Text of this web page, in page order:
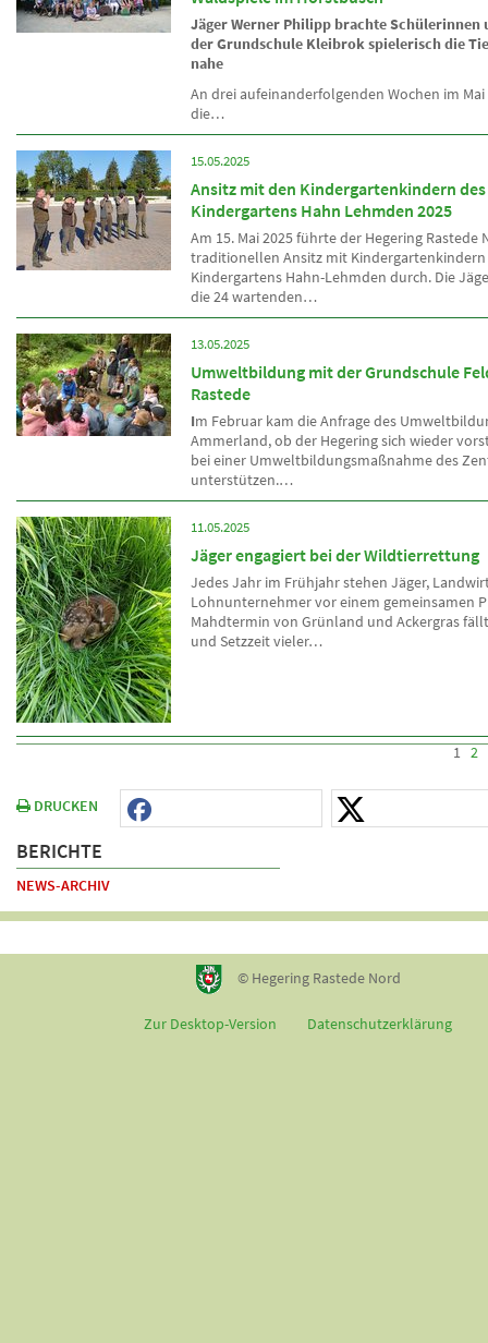
Jäger Werner Philipp brachte Schülerinnen
der Grundschule Kleibrok spielerisch die
nahe
An drei aufeinanderfolgenden Wochen im
die…
15.05.2025
Ansitz mit den Kindergartenkindern des
Kindergartens Hahn Lehmden 2025
Am 15. Mai 2025 führte der Hegering Rastede
traditionellen Ansitz mit Kindergartenkindern
Kindergartens Hahn-Lehmden durch. Die
die 24 wartenden…
13.05.2025
Umweltbildung mit der Grundschule
Rastede
Im Februar kam die Anfrage des
Ammerland, ob der Hegering sich wieder
bei einer Umweltbildungsmaßnahme des
unterstützen.…
11.05.2025
Jäger engagiert bei der Wildtierrettung
Jedes Jahr im Frühjahr stehen Jäger,
Lohnunternehmer vor einem gemeinsamen
Mahdtermin von Grünland und Ackergras
und Setzzeit vieler…
1 2
DRUCKEN
BERICHTE
NEWS-ARCHIV
© Hegering Rastede Nord
Zur Desktop-Version Datenschutzerklärung